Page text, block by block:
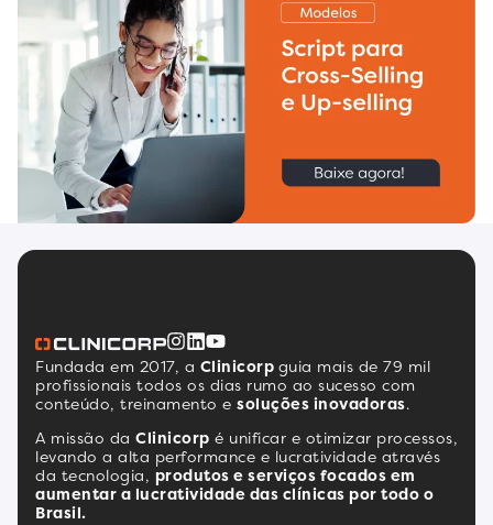
Fundada em 2017, a Clinicorp guia mais de 79 mil
profissionais todos os dias rumo ao sucesso com
conteúdo, treinamento e soluções inovadoras.
A missão da Clinicorp é unificar e otimizar processos,
levando a alta performance e lucratividade através
da tecnologia, produtos e serviços focados em
aumentar a lucratividade das clínicas por todo o
Brasil.